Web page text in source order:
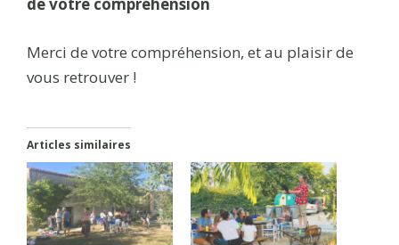
de votre compréhension
Merci de votre compréhension, et au plaisir de
vous retrouver !
Articles similaires